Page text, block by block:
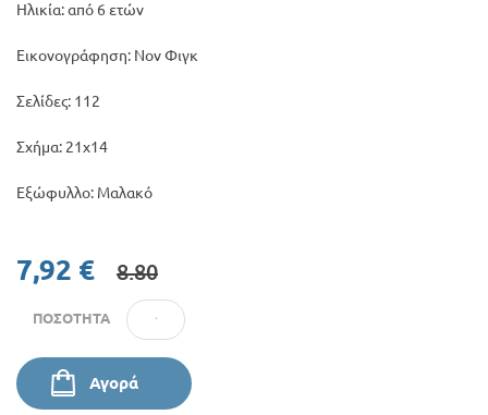
Ηλικία: από 6 ετών
Εικονογράφηση: Νον Φιγκ
Σελίδες: 112
Σχήμα: 21χ14
Εξώφυλλο: Μαλακό
7,92 € 8.80
ΠΟΣΌΤΗΤΑ
Αγορά